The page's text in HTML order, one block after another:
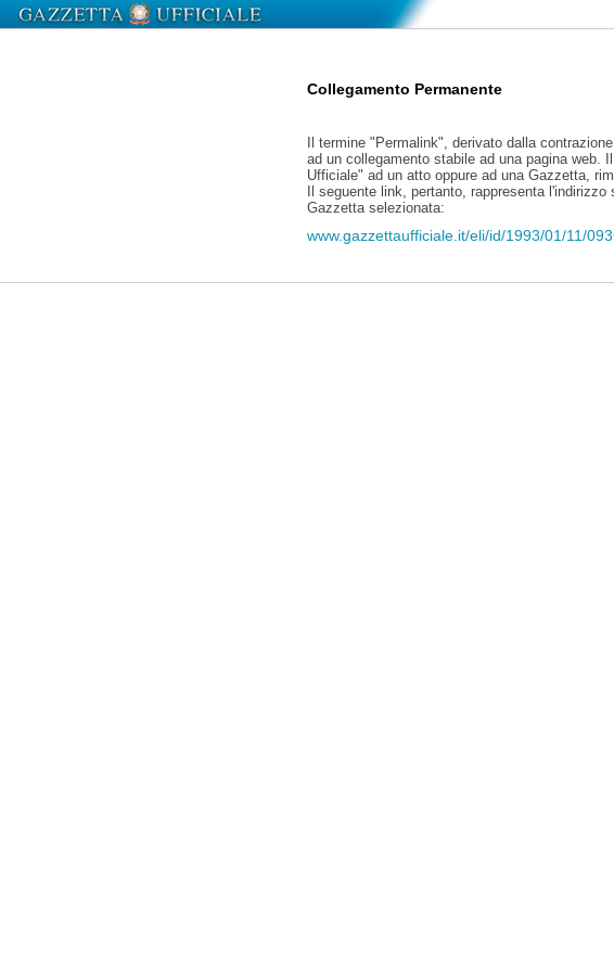
Collegamento Permanente
Il termine "Permalink", derivato dalla
ad un collegamento stabile ad una pagina
Ufficiale" ad un atto oppure ad una Gazzetta,
Il seguente link, pertanto, rappresenta
Gazzetta selezionata:
www.gazzettaufficiale.it/eli/id/1993/01/11/